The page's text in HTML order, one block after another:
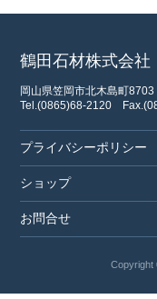
鶴田石材株式会社
岡山県笠岡市北木島町8703
Tel.(0865)68-2120
プライバシーポリシー
ショップ
お問合せ
Copyright